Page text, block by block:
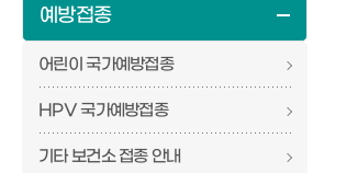
예방접종
어린이 국가예방접종
HPV 국가예방접종
기타 보건소 접종 안내